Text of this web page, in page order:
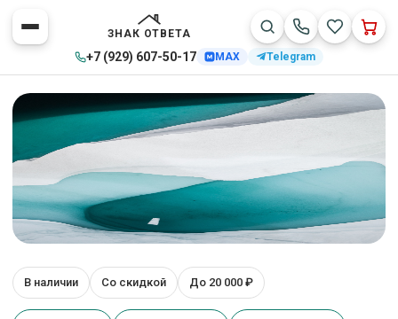
ЗНАК ОТВЕТА
+7 (929) 607-50-17 MAX Telegram
Текстиль производства Польши
Главная >Каталог товаров > Текстиль
340 товаров
В наличии Со скидкой До 20 000 ₽